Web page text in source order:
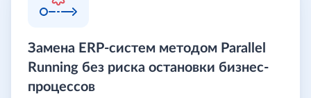
Замена ERP-систем методом Parallel
Running без риска остановки бизнес-
процессов